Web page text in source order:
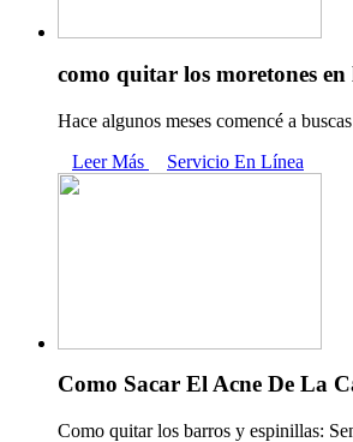
como quitar los moretones
Hace algunos meses comencé a
Leer Más
Servicio En Línea
Como Sacar El Acne De La
Como quitar los barros y espinillas: